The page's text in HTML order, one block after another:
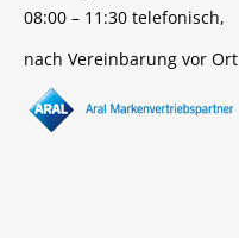
08:00 – 11:30 telefonisch,
nach Vereinbarung vor Ort